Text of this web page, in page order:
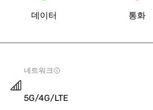
데이터 통화
네트워크
5G/4G/LTE